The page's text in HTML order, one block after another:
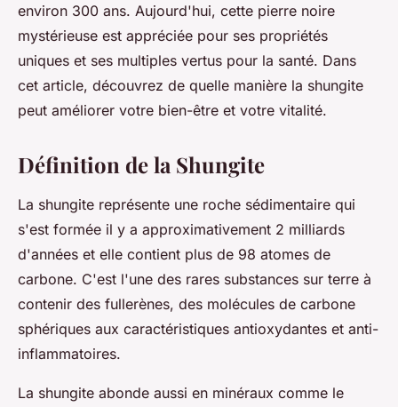
environ 300 ans. Aujourd'hui, cette pierre noire
mystérieuse est appréciée pour ses propriétés
uniques et ses multiples vertus pour la santé. Dans
cet article, découvrez de quelle manière la shungite
peut améliorer votre bien-être et votre vitalité.
Définition de la Shungite
La shungite représente une roche sédimentaire qui
s'est formée il y a approximativement 2 milliards
d'années et elle contient plus de 98 atomes de
carbone. C'est l'une des rares substances sur terre à
contenir des fullerènes, des molécules de carbone
sphériques aux caractéristiques antioxydantes et anti-
inflammatoires.
La shungite abonde aussi en minéraux comme le